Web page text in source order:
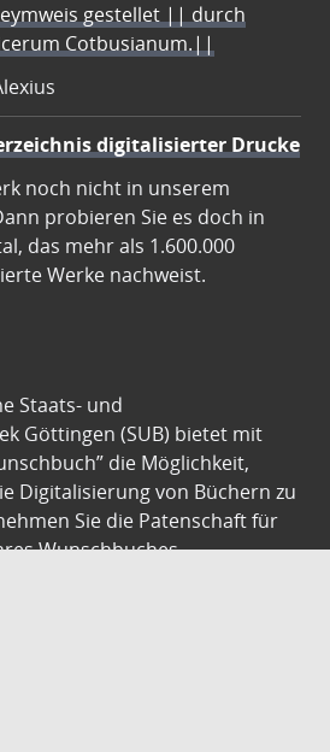
gestellet || durch
Cotbusianum.||
digitalisierter Drucke
noch nicht in unserem
probieren Sie es doch in
das mehr als 1.600.000
Werke nachweist.
Staats- und
Göttingen (SUB) bietet mit
die Möglichkeit,
Digitalisierung von Büchern zu
Sie die Patenschaft für
Wunschbuches.